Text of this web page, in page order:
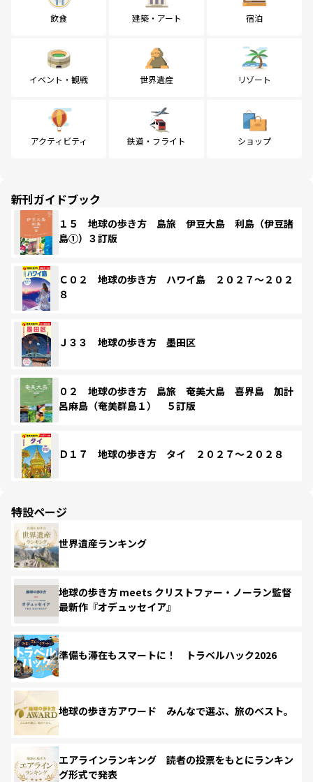
飲食 建築・アート 宿泊
イベント・観戦 世界遺産 リゾート
アクティビティ 鉄道・フライト ショップ
新刊ガイドブック
１５ 地球の歩き方 島旅 伊豆大島 利島（伊豆諸
島①）３訂版
Ｃ０２ 地球の歩き方 ハワイ島 ２０２７～２０２
８
Ｊ３３ 地球の歩き方 墨田区
０２ 地球の歩き方 島旅 奄美大島 喜界島 加計
呂麻島（奄美群島１） ５訂版
Ｄ１７ 地球の歩き方 タイ ２０２７～２０２８
特設ページ
世界遺産ランキング
地球の歩き方 meets クリストファー・ノーラン監督
最新作『オデュッセイア』
準備も滞在もスマートに！ トラベルハック2026
地球の歩き方アワード みんなで選ぶ、旅のベスト。
エアラインランキング 読者の投票をもとにランキン
グ形式で発表